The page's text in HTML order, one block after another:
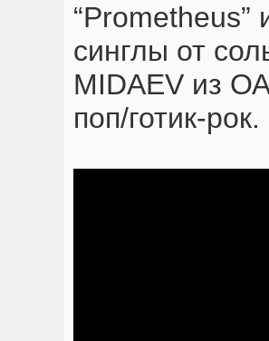
“Prometheus”
синглы от
MIDAEV из
поп/готик-рок.